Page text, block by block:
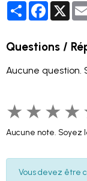
PartagerFacebook
X
Questions /
Aucune question.
★ ★ ★ ★
Aucune note. Soyez
Vous devez être